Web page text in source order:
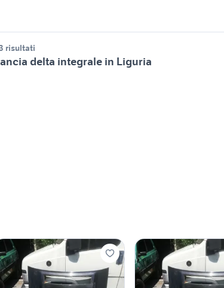
risultati
delta integrale in Liguria